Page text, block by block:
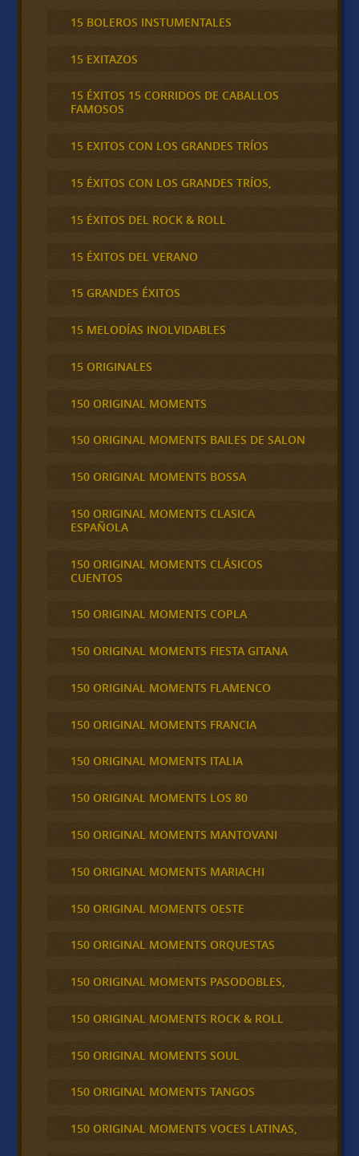
15 BOLEROS INSTUMENTALES
15 EXITAZOS
15 ÉXITOS 15 CORRIDOS DE CABALLOS
FAMOSOS
15 EXITOS CON LOS GRANDES TRÍOS
15 ÉXITOS CON LOS GRANDES TRÍOS,
15 ÉXITOS DEL ROCK & ROLL
15 ÉXITOS DEL VERANO
15 GRANDES ÉXITOS
15 MELODÍAS INOLVIDABLES
15 ORIGINALES
150 ORIGINAL MOMENTS
150 ORIGINAL MOMENTS BAILES DE SALON
150 ORIGINAL MOMENTS BOSSA
150 ORIGINAL MOMENTS CLASICA
ESPAÑOLA
150 ORIGINAL MOMENTS CLÁSICOS
CUENTOS
150 ORIGINAL MOMENTS COPLA
150 ORIGINAL MOMENTS FIESTA GITANA
150 ORIGINAL MOMENTS FLAMENCO
150 ORIGINAL MOMENTS FRANCIA
150 ORIGINAL MOMENTS ITALIA
150 ORIGINAL MOMENTS LOS 80
150 ORIGINAL MOMENTS MANTOVANI
150 ORIGINAL MOMENTS MARIACHI
150 ORIGINAL MOMENTS OESTE
150 ORIGINAL MOMENTS ORQUESTAS
150 ORIGINAL MOMENTS PASODOBLES,
150 ORIGINAL MOMENTS ROCK & ROLL
150 ORIGINAL MOMENTS SOUL
150 ORIGINAL MOMENTS TANGOS
150 ORIGINAL MOMENTS VOCES LATINAS,